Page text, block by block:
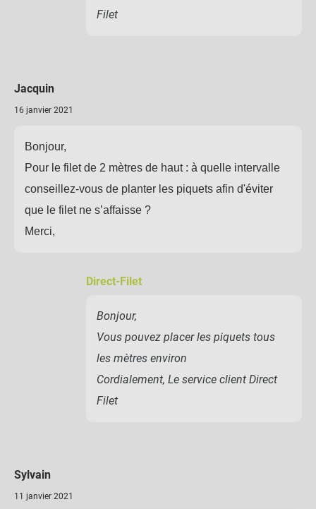
Filet
Jacquin
16 janvier 2021
Bonjour,
Pour le filet de 2 mètres de haut : à quelle intervalle
conseillez-vous de planter les piquets afin d'éviter
que le filet ne s’affaisse ?
Merci,
Direct-Filet
Bonjour,
Vous pouvez placer les piquets tous
les mètres environ
Cordialement, Le service client Direct
Filet
Sylvain
11 janvier 2021